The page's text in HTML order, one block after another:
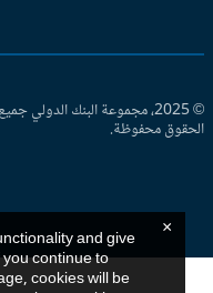
© 2025، مجموعة البنك الدولي جميع
محفوظة.
and give
If you continue to
cookies will be